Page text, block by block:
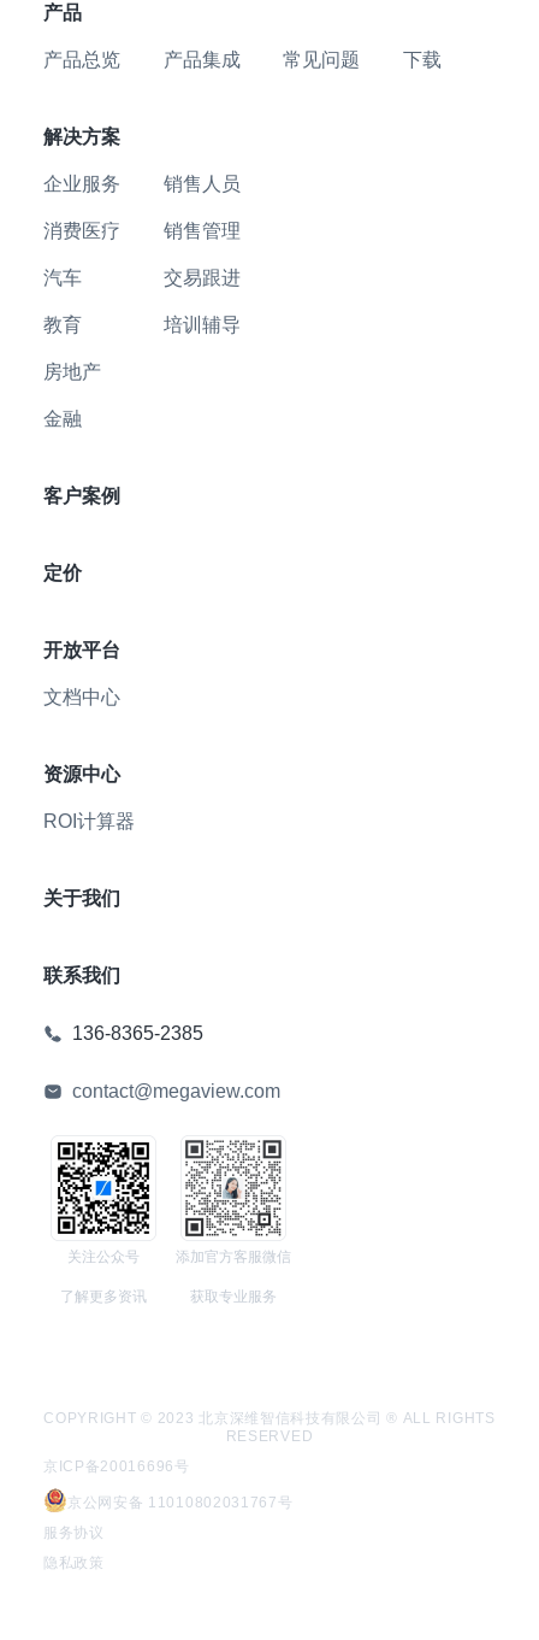
产品
产品总览 产品集成 常见问题 下载
解决方案
企业服务
消费医疗
汽车
教育
房地产
金融
销售人员
销售管理
交易跟进
培训辅导
客户案例
定价
开放平台
文档中心
资源中心
ROI计算器
关于我们
联系我们
136-8365-2385
contact@megaview.com
关注公众号
了解更多资讯
添加官方客服微信
获取专业服务
COPYRIGHT © 2023 北京深维智信科技有限公司 ® ALL RIGHTS
RESERVED
京ICP备20016696号
京公网安备 11010802031767号
服务协议
隐私政策